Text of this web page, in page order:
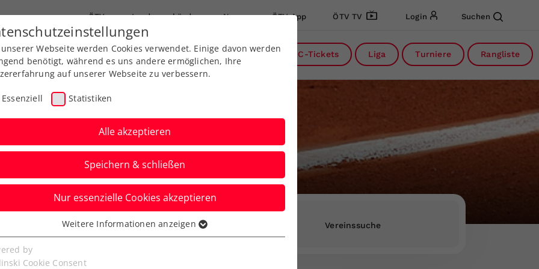
ÖTV Landesverbände News ÖTV App ÖTV TV Login Suchen
Ausbildung Services Über uns DC-Tickets Liga Turniere Rangliste
SpielerInnen-Suche Vereinssuche
Webseite werden Cookies verwendet. Einige davon werden
benötigt, während es uns andere ermöglichen, Ihre
auf unserer Webseite zu verbessern.
Essenziell Statistiken
Alle akzeptieren
Speichern & schließen
Nur essenzielle Cookies akzeptieren
Cookies werden für grundlegende Funktionen der
benötigt. Dadurch ist gewährleistet, dass die Webseite
Weitere Informationen anzeigen
by
Cookie Consent